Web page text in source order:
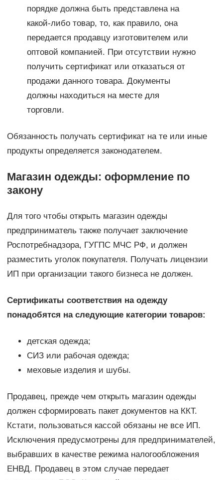
порядке должна быть представлена на
какой-либо товар, то, как правило, она
передается продавцу изготовителем или
оптовой компанией. При отсутствии нужно
получить сертификат или отказаться от
продажи данного товара. Документы
должны находиться на месте для
торговли.
Обязанность получать сертификат на те или иные
продукты определяется законодателем.
Магазин одежды: оформление по
закону
Для того чтобы открыть магазин одежды
предприниматель также получает заключение
Роспотребнадзора, ГУГПС МЧС РФ, и должен
разместить уголок покупателя. Получать лицензии
ИП при организации такого бизнеса не должен.
Сертификаты соответствия на одежду
понадобятся на следующие категории товаров:
детская одежда;
СИЗ или рабочая одежда;
меховые изделия и шубы.
Продавец, прежде чем открыть магазин одежды
должен сформировать пакет документов на ККТ.
Кстати, пользоваться кассой обязаны не все ИП.
Исключения предусмотрены для предпринимателей,
выбравших в качестве режима налогообложения
ЕНВД. Продавец в этом случае передает